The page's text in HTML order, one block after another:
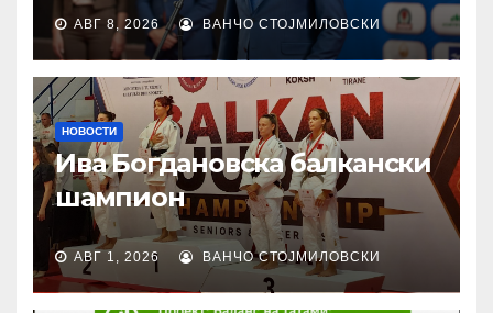
АВГ 8, 2026 ВАНЧО СТОЈМИЛОВСКИ
НОВОСТИ
Ива Богдановска балкански
шампион
АВГ 1, 2026 ВАНЧО СТОЈМИЛОВСКИ